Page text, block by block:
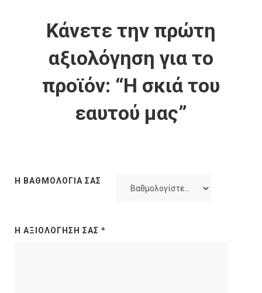
Κάνετε την πρώτη
αξιολόγηση για το
προϊόν: “Η σκιά του
εαυτού μας”
Η ΒΑΘΜΟΛΟΓΊΑ ΣΑΣ
Η ΑΞΙΟΛΌΓΗΣΉ ΣΑΣ *